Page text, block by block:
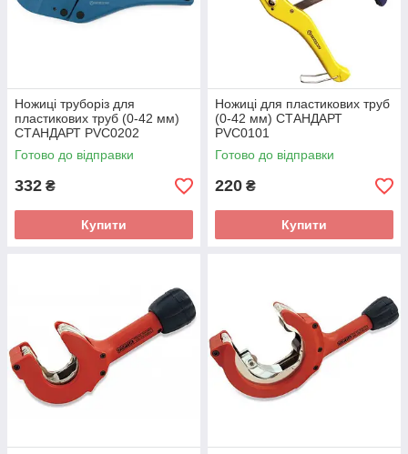
Ножиці труборіз для
пластикових труб (0-42 мм)
СТАНДАРТ PVC0202
Готово до відправки
332 ₴
Купити
Ножиці для пластикових труб
(0-42 мм) СТАНДАРТ
PVC0101
Готово до відправки
220 ₴
Купити